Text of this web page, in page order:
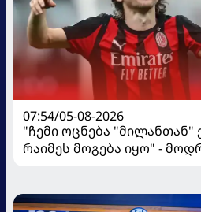
07:54/05-08-2026
"ჩემი ოცნება
რაიმეს მოგება იყო" -